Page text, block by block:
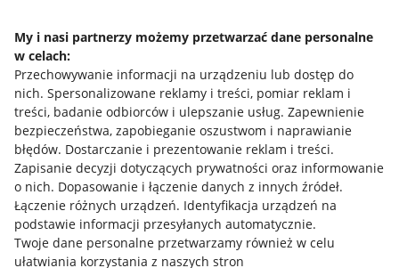
My i nasi partnerzy możemy przetwarzać dane personalne
w celach:
Przechowywanie informacji na urządzeniu lub dostęp do
nich. Spersonalizowane reklamy i treści, pomiar reklam i
treści, badanie odbiorców i ulepszanie usług. Zapewnienie
bezpieczeństwa, zapobieganie oszustwom i naprawianie
błędów. Dostarczanie i prezentowanie reklam i treści.
Zapisanie decyzji dotyczących prywatności oraz informowanie
o nich. Dopasowanie i łączenie danych z innych źródeł.
Łączenie różnych urządzeń. Identyfikacja urządzeń na
podstawie informacji przesyłanych automatycznie.
Twoje dane personalne przetwarzamy również w celu
ułatwiania korzystania z naszych stron
Allegro Gadane dla kupujących
Mapa miejscowości
Informacje prawne
Regulamin
Polityka plików "cookies"
Ustawienia plików "cookies"
Udostępnianie lokalizacji